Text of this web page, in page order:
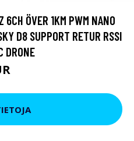
ÖVER 1KM PWM NANO
D8 SUPPORT RETUR RSSI
DRONE